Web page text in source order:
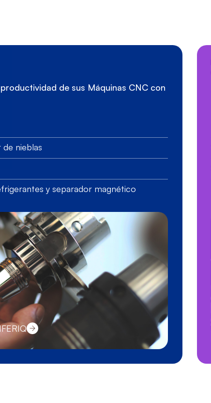
de sus Máquinas CNC con
nieblas
y separador magnético